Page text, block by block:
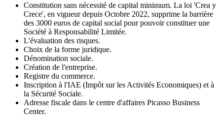
Constitution sans nécessité de capital minimum. La loi 'Crea y
Crece', en vigueur depuis Octobre 2022, supprime la barrière
des 3000 euros de capital social pour pouvoir constituer une
Société à Responsabilité Limitée.
L'évaluation des risques.
Choix de la forme juridique.
Dénomination sociale.
Création de l'entreprise.
Registre du commerce.
Inscription à l'IAE (Impôt sur les Activités Economiques) et à
la Sécurité Sociale.
Adresse fiscale dans le centre d'affaires Picasso Business
Center.